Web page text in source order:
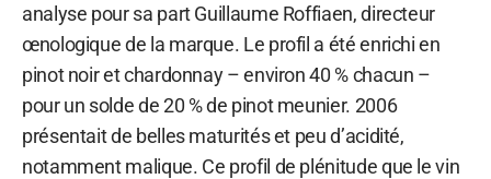
analyse pour sa part Guillaume Roffiaen, directeur
œnologique de la marque. Le profil a été enrichi en
pinot noir et chardonnay – environ 40 % chacun –
pour un solde de 20 % de pinot meunier. 2006
présentait de belles maturités et peu d’acidité,
notamment malique. Ce profil de plénitude que le vin